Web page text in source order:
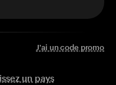
J'ai un code promo
un pays